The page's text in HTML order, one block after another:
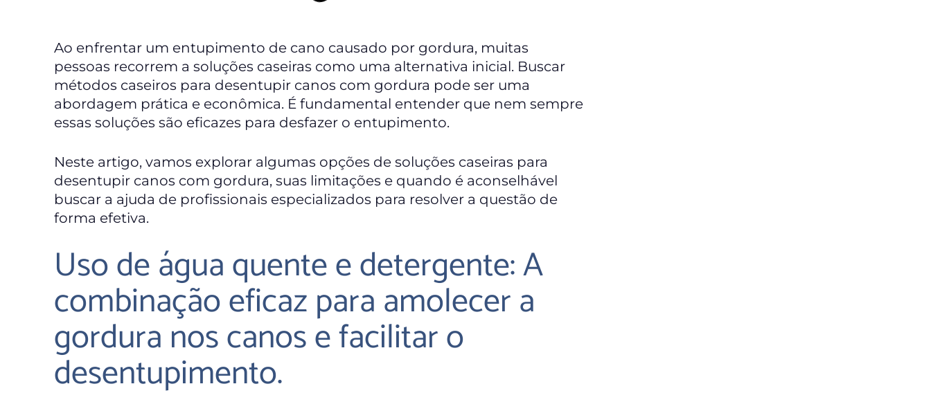
Ao enfrentar um entupimento de cano causado por gordura, muitas
pessoas recorrem a soluções caseiras como uma alternativa inicial. Buscar
métodos caseiros para desentupir canos com gordura pode ser uma
abordagem prática e econômica. É fundamental entender que nem sempre
essas soluções são eficazes para desfazer o entupimento.
Neste artigo, vamos explorar algumas opções de soluções caseiras para
desentupir canos com gordura, suas limitações e quando é aconselhável
buscar a ajuda de profissionais especializados para resolver a questão de
forma efetiva.
Uso de água quente e detergente: A
combinação eficaz para amolecer a
gordura nos canos e facilitar o
desentupimento.